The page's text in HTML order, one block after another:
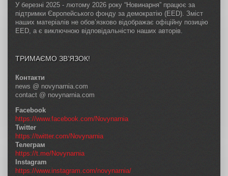
У березні 2025 - лютому 2026 року “Новинарня” працює за
підтримки Європейського фонду за демократію (EED). Зміст
наших матеріалів не обов’язково відображає офіційну позицію
EED, а є виключною відповідальністю наших авторів.
ТРИМАЄМО ЗВ’ЯЗОК!
Контакти
news @ novynarnia.com
contact @ novynarnia.com
Facebook
https://www.facebook.com/Novynarnia
Twitter
https://twitter.com/Novynarnia
Телеграм
https://t.me/Novynarnia
Instagram
https://www.instagram.com/novynarnia/